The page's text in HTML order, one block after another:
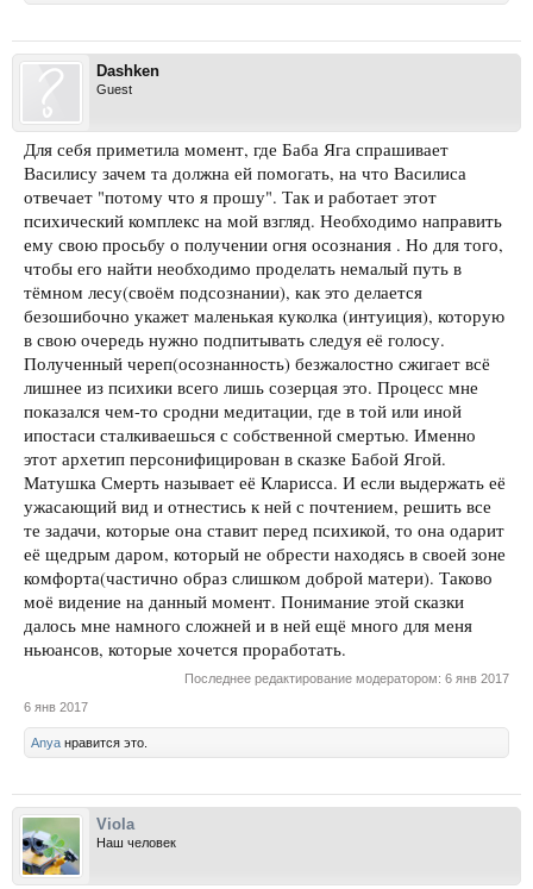
Dashken
Guest
Для себя приметила момент, где Баба Яга спрашивает
Василису зачем та должна ей помогать, на что Василиса
отвечает "потому что я прошу". Так и работает этот
психический комплекс на мой взгляд. Необходимо направить
ему свою просьбу о получении огня осознания . Но для того,
чтобы его найти необходимо проделать немалый путь в
тёмном лесу(своём подсознании), как это делается
безошибочно укажет маленькая куколка (интуиция), которую
в свою очередь нужно подпитывать следуя её голосу.
Полученный череп(осознанность) безжалостно сжигает всё
лишнее из психики всего лишь созерцая это. Процесс мне
показался чем-то сродни медитации, где в той или иной
ипостаси сталкиваешься с собственной смертью. Именно
этот архетип персонифицирован в сказке Бабой Ягой.
Матушка Смерть называет её Кларисса. И если выдержать её
ужасающий вид и отнестись к ней с почтением, решить все
те задачи, которые она ставит перед психикой, то она одарит
её щедрым даром, который не обрести находясь в своей зоне
комфорта(частично образ слишком доброй матери). Таково
моё видение на данный момент. Понимание этой сказки
далось мне намного сложней и в ней ещё много для меня
ньюансов, которые хочется проработать.
Последнее редактирование модератором: 6 янв 2017
6 янв 2017
Anya нравится это.
Viola
Наш человек